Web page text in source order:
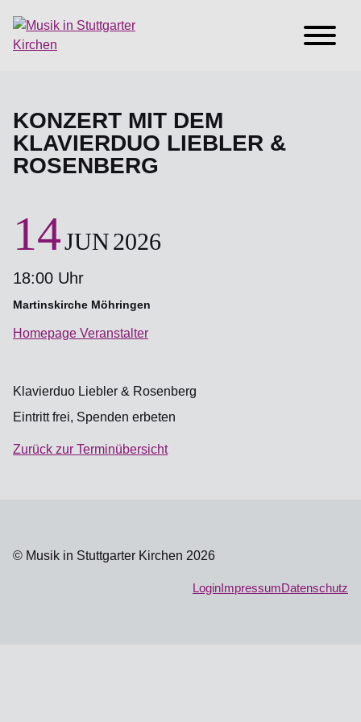
KONZERT MIT DEM
KLAVIERDUO LIEBLER &
ROSENBERG
14JUN2026
18:00 Uhr
Martinskirche Möhringen
Homepage Veranstalter
Klavierduo Liebler & Rosenberg
Eintritt frei, Spenden erbeten
Zurück zur Terminübersicht
© Musik in Stuttgarter Kirchen 2026
LoginImpressumDatenschutz